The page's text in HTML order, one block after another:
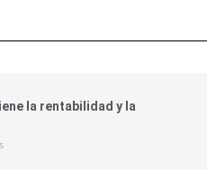
la rentabilidad y la